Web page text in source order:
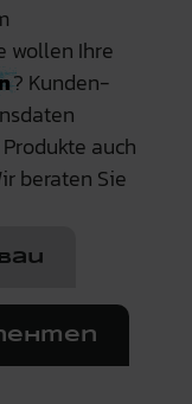
wollen Ihre
? Kunden-
auch
beraten Sie